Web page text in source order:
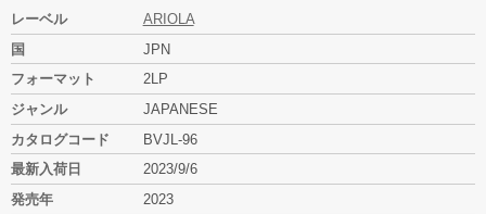
レーベル
ARIOLA
国
JPN
フォーマット
2LP
ジャンル
JAPANESE
カタログコード
BVJL-96
最新入荷日
2023/9/6
発売年
2023